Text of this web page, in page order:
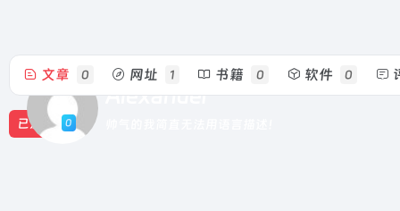
Alexander
文章 0 网址 1 书籍 0 软件 0
已发布 0